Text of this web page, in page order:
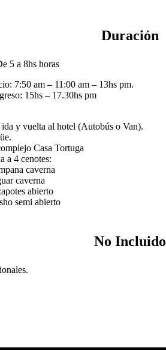
Duración
5 a 8hs horas
7:50 am – 11:00 am – 13hs pm.
15hs – 17.30hs pm
ida y vuelta al hotel (Autobús o Van).
Casa Tortuga
a 4 cenotes:
caverna
caverna
abierto
semi abierto
No Incluido